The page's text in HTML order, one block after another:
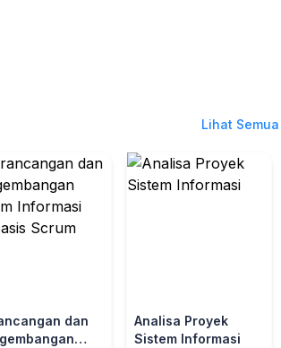
Lihat Semua
dan
Analisa Proyek
Sistem Informasi